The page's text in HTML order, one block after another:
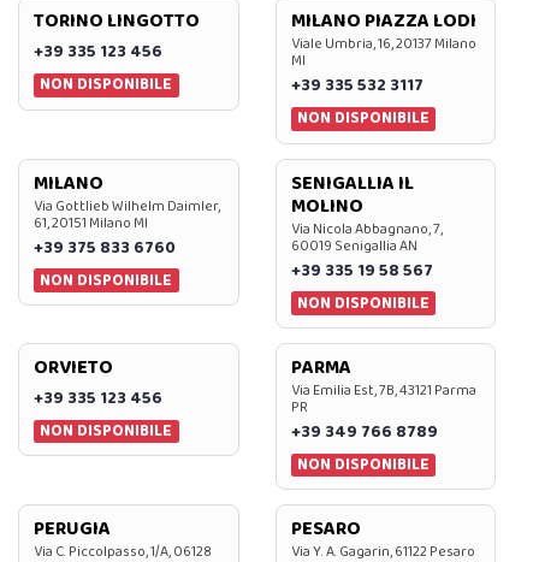
TORINO LINGOTTO
+39 335 123 456
NON DISPONIBILE
MILANO PIAZZA LODI
Viale Umbria, 16, 20137 Milano
MI
+39 335 532 3117
NON DISPONIBILE
MILANO
Via Gottlieb Wilhelm Daimler,
61, 20151 Milano MI
+39 375 833 6760
NON DISPONIBILE
SENIGALLIA IL
MOLINO
Via Nicola Abbagnano, 7,
60019 Senigallia AN
+39 335 19 58 567
NON DISPONIBILE
ORVIETO
+39 335 123 456
NON DISPONIBILE
PARMA
Via Emilia Est, 7B, 43121 Parma
PR
+39 349 766 8789
NON DISPONIBILE
PERUGIA
Via C. Piccolpasso, 1/A, 06128
PESARO
Via Y. A. Gagarin, 61122 Pesaro